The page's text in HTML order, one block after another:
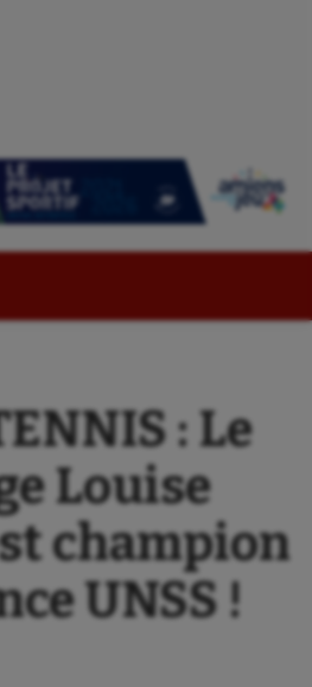
: Le
Louise
champion
UNSS !